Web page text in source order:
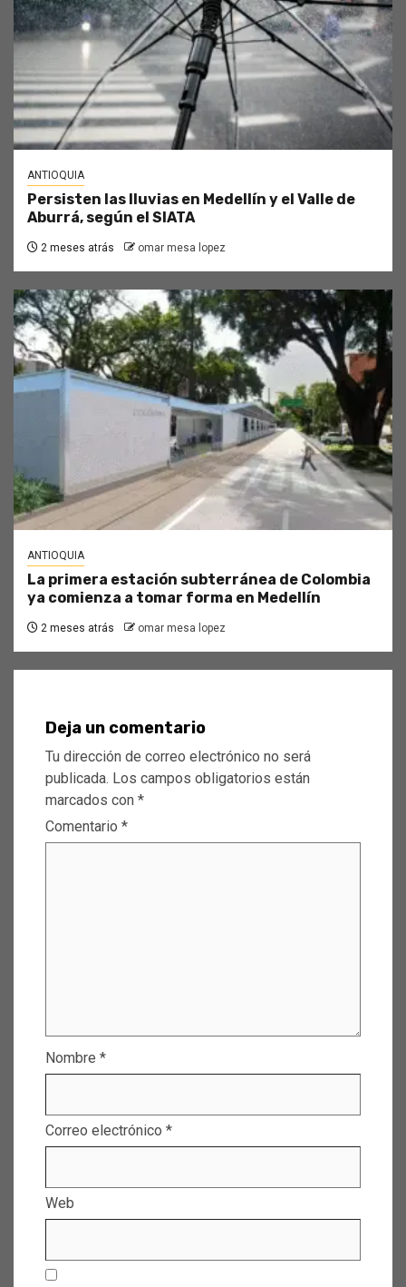
ANTIOQUIA
Persisten las lluvias en Medellín y el Valle de
Aburrá, según el SIATA
2 meses atrás omar mesa lopez
ANTIOQUIA
La primera estación subterránea de Colombia
ya comienza a tomar forma en Medellín
2 meses atrás omar mesa lopez
Deja un comentario
Tu dirección de correo electrónico no será
publicada. Los campos obligatorios están
marcados con *
Comentario *
Nombre *
Correo electrónico *
Web